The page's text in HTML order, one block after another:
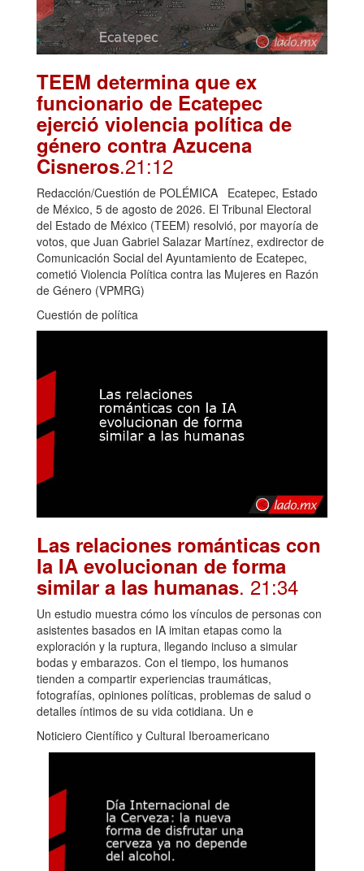
TEEM determina que ex
funcionario de Ecatepec
ejerció violencia política de
género contra Azucena
Cisneros.21:12
Redacción/Cuestión de POLÉMICA Ecatepec, Estado
de México, 5 de agosto de 2026. El Tribunal Electoral
del Estado de México (TEEM) resolvió, por mayoría de
votos, que Juan Gabriel Salazar Martínez, exdirector de
Comunicación Social del Ayuntamiento de Ecatepec,
cometió Violencia Política contra las Mujeres en Razón
de Género (VPMRG)
Cuestión de política
Las relaciones románticas con
la IA evolucionan de forma
similar a las humanas. 21:34
Un estudio muestra cómo los vínculos de personas con
asistentes basados en IA imitan etapas como la
exploración y la ruptura, llegando incluso a simular
bodas y embarazos. Con el tiempo, los humanos
tienden a compartir experiencias traumáticas,
fotografías, opiniones políticas, problemas de salud o
detalles íntimos de su vida cotidiana. Un e
Noticiero Científico y Cultural Iberoamericano